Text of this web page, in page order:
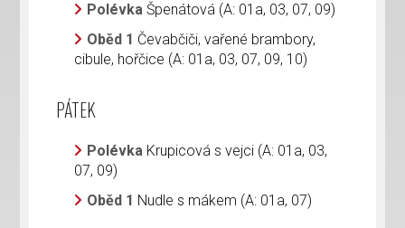
PolévkaŠpenátová (A: 01a, 03, 07, 09)
Oběd 1 Čevabčiči, vařené brambory,
cibule, hořčice (A: 01a, 03, 07, 09, 10)
PÁTEK
Polévka Krupicová s vejci (A: 01a, 03,
07, 09)
Oběd 1 Nudle s mákem (A: 01a, 07)